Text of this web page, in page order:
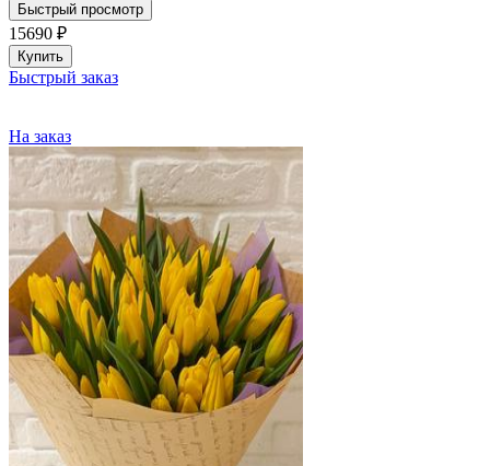
Быстрый просмотр
15690 ₽
Купить
Быстрый заказ
На заказ